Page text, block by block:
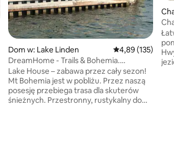
4,99 na 5, liczba recenzji: 392
Dom w: Lake Linden Średnia ocena:
4,89 (135)
DreamHome - Trails & Bohemia.
Dockside Resort #1
Lake House – zabawa przez cały sezon!
Mt Bohemia jest w pobliżu. Przez naszą
posesję przebiega trasa dla skuterów
śnieżnych. Przestronny, rustykalny dom